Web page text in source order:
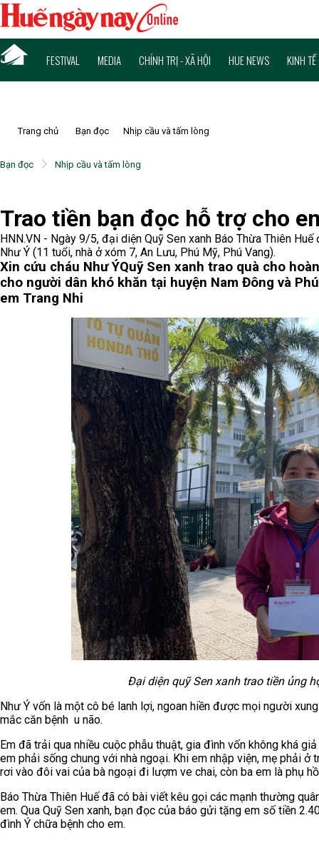
FESTIVAL MEDIA CHÍNH TRỊ - XÃ HỘI HUE NEWS KINH TẾ
Trang chủ Bạn đọc Nhịp cầu và tấm lòng
Bạn đọc Nhịp cầu và tấm lòng
Trao tiền bạn đọc hỗ trợ cho
HNN.VN - Ngày 9/5, đại diện Quỹ Sen xanh Báo Thừa Thiên
Như Ý (11 tuổi, nhà ở xóm 7, An Lưu, Phú Mỹ, Phú Vang).
Xin cứu cháu Như ÝQuỹ Sen xanh trao quà cho
cho người dân khó khăn tại huyện Nam Đông và
em Trang Nhi
Đại diện quỹ Sen xanh trao tiền ủng
Như Ý vốn là một cô bé lanh lợi, ngoan hiền được mọi người
mắc căn bệnh u não.
Em đã trải qua nhiều cuộc phẫu thuật, gia đình vốn không khá
em phải sống chung với nhà ngoại. Khi em nhập viện, mẹ phải
rơi vào đôi vai của bà ngoại đi lượm ve chai, còn ba em là phụ
Báo Thừa Thiên Huế đã có bài viết kêu gọi các mạnh thường
em. Qua Quỹ Sen xanh, bạn đọc của báo gửi tặng em số tiền
đình Ý chữa bệnh cho em.